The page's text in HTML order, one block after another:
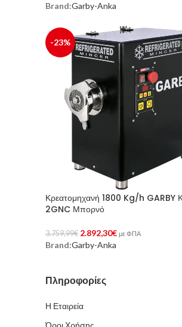
Προσθήκη Στο Καλάθι
Brand:Garby-Anka
-23%
Κρεατομηχανή 1800 Kg/h GARBY
2GNC Μπορνό
3.759,99€ 2.892,30€ με ΦΠΑ
Προσθήκη Στο Καλάθι
Brand:Garby-Anka
Πληροφορίες
Η Εταιρεία
Όροι Χρήσης